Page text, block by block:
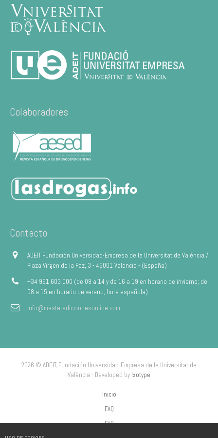
Colaboradores
Contacto
ADEIT Fundación Universidad-Empresa de la Universitat de València /
Plaza Virgen de la Paz, 3 - 46001 Valencia - (España)
+34 961 603 000 (de 09 a 14 y de 16 a 19 en horario de invierno; de
08 a 15 en horario de verano, hora española)
info@masteradiccionesonline.com
2026 © ADEIT, Fundación Universidad-Empresa de la Universitat de
València - Developed by Ixotype
Inicio
FAQ
FAP